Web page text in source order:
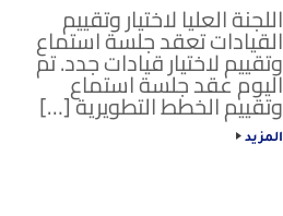
اللجنة العليا لاختيار وتقييم
القيادات تعقد جلسة استماع
وتقييم لاختيار قيادات جدد. تم
اليوم عقد جلسة استماع
وتقييم الخطط التطويرية […]
المزيد